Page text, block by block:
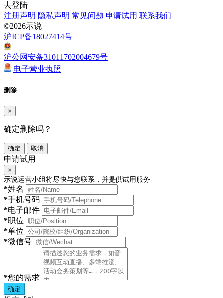
去登陆
注册声明 隐私声明 常见问题 申请试用 联系我们
©2026示说
沪ICP备18027414号
沪公网安备31011702004679号
电子营业执照
删除
×
确定删除吗？
确定 取消
申请试用
×
示说运营小组将尽快与您联系，并提供试用服务
*姓名
*手机号码
*电子邮件
*职位
*单位
*微信号
*您的需求
确定